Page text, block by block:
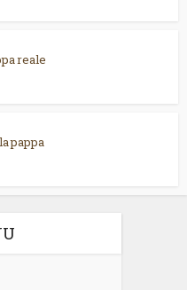
reale
pappa